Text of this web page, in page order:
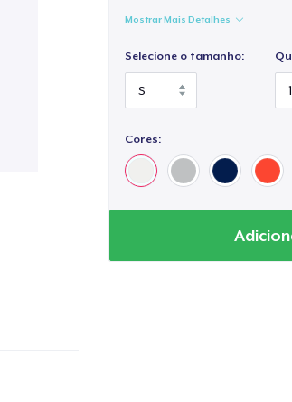
Mostrar Mais Detalhes
Selecione o tamanho:
Cores: